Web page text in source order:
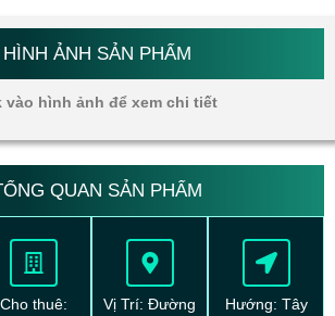
HÌNH ẢNH SẢN PHẨM
vào hình ảnh để xem chi tiết
QUAN SẢN PHẨM
Cho thuê:
Vị Trí: Đường
Hướng: Tây